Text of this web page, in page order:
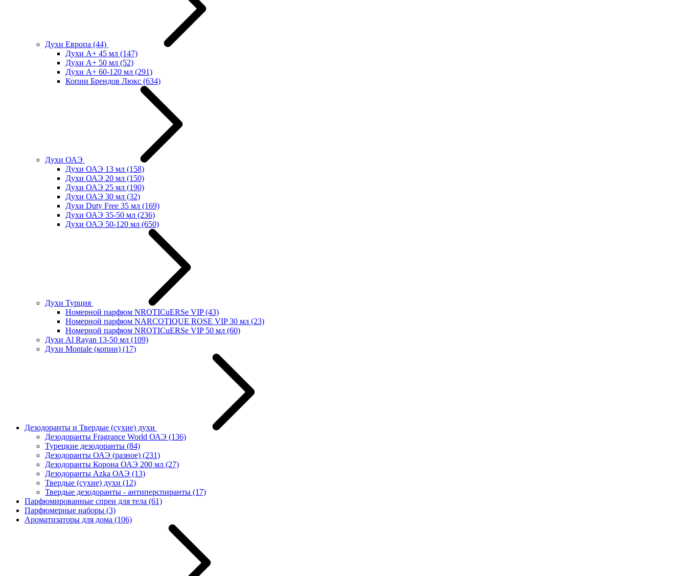
Духи Европа (44)
Духи А+ 45 мл (147)
Духи А+ 50 мл (52)
Духи А+ 60-120 мл (291)
Копии Брендов Люкс (634)
Духи ОАЭ
Духи ОАЭ 13 мл (158)
Духи ОАЭ 20 мл (150)
Духи ОАЭ 25 мл (190)
Духи ОАЭ 30 мл (32)
Духи Duty Free 35 мл (169)
Духи ОАЭ 35-50 мл (236)
Духи ОАЭ 50-120 мл (650)
Духи Турция
Номерной парфюм NROTICuERSe VIP(43)
Номерной парфюм NARCOTIQUE ROSE VIP 30 мл (23)
Номерной парфюм NROTICuERSe VIP 50 мл (60)
Духи Al Rayan 13-50 мл (109)
Духи Montale (копии) (17)
Дезодоранты и Твердые (сухие) духи
Дезодоранты Fragrance World ОАЭ (136)
Турецкие дезодоранты (84)
Дезодоранты ОАЭ (разное) (231)
Дезодоранты Корона ОАЭ 200 мл (27)
Дезодоранты Azka ОАЭ (13)
Твердые (сухие) духи (12)
Твердые дезодоранты - антиперспиранты (17)
Парфюмированные спреи для тела (61)
Парфюмерные наборы (3)
Ароматизаторы для дома (106)